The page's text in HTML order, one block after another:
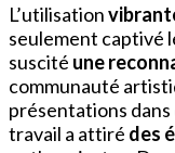
L’utilisation
seulement captivé
suscité une
communauté
présentations dans
travail a attiré des